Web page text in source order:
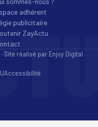
adhérent
publicitaire
ZayActu
Site réalisé par Enjoy Digital
Accessibilité